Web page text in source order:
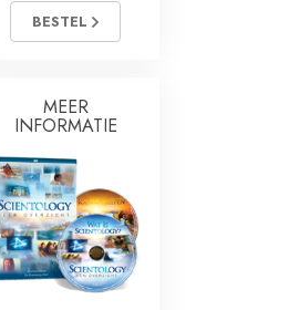
BESTEL
MEER
INFORMATIE